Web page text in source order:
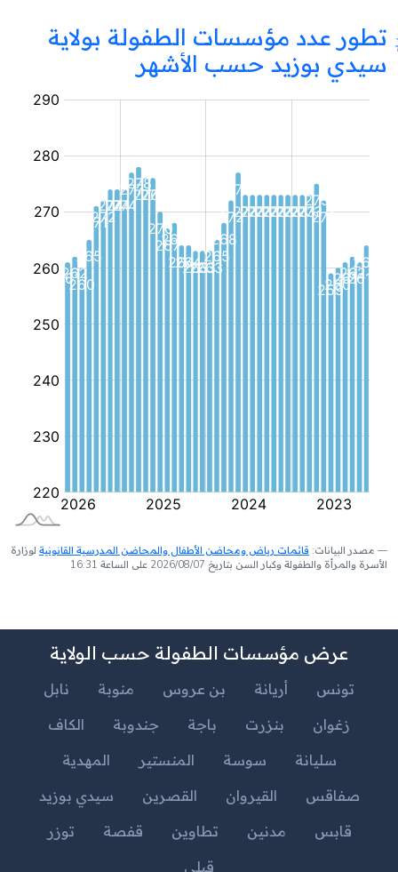
تطور عدد مؤسسات الطفولة بولاية
سيدي بوزيد حسب الأشهر
مؤسسة
مصدر البيانات: قائمات رياض ومحاضن الأطفال والمحاضن المدرسية القانونية لوزارة
الأسرة والمرأة والطفولة وكبار السن بتاريخ 2026/08/07 على الساعة 16:31
عرض مؤسسات الطفولة حسب الولاية
تونس أريانة بن عروس منوبة
نابل
زغوان
بنزرت باجة جندوبة
الكاف
سليانة
سوسة المنستير
المهدية
صفاقس
القيروان القصرين
سيدي بوزيد
قابس
مدنين تطاوين قفصة
توزر
قبلي